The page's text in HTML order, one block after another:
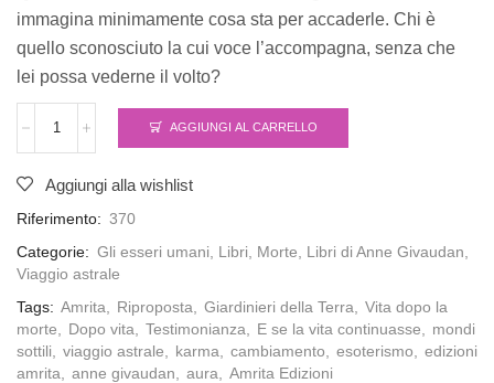
immagina minimamente cosa sta per accaderle. Chi è
quello sconosciuto la cui voce l’accompagna, senza che
lei possa vederne il volto?
AGGIUNGI AL CARRELLO
Aggiungi alla wishlist
Riferimento: 370
Categorie: Gli esseri umani Libri Morte Libri di Anne Givaudan
Viaggio astrale
Tags: Amrita Riproposta Giardinieri della Terra
Vita dopo la
morte
Dopo vita Testimonianza E se la vita continuasse
mondi
sottili
viaggio astrale karma cambiamento esoterismo
edizioni
amrita
anne givaudan aura Amrita Edizioni